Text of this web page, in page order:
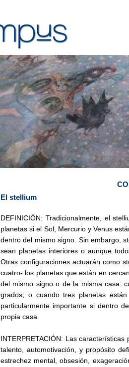
El stellium
DEFINICIÓN: Tradicionalmente, el
planetas si el Sol, Mercurio y Venus
dentro del mismo signo. Sin embargo,
sean planetas interiores o aunque
Otras configuraciones actuarán como
cuatro- los planetas que están en
del mismo signo o de la misma casa:
grados; o cuando tres planetas
particularmente importante si dentro
propia casa.
INTERPRETACIÓN: Las
talento, automotivación, y propósito
estrechez mental, obsesión,